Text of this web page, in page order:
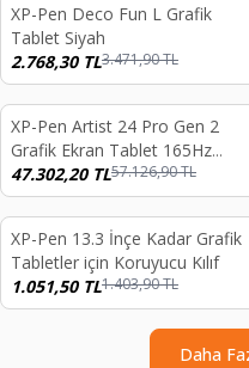
%20
XP-Pen Deco Fun L Grafik
Tablet Siyah
2.768,30TL3.471,90TL
%17
XP-Pen Artist 24 Pro Gen 2
Grafik Ekran Tablet 165Hz
Lamine Ekran 16k Basınç Dual
X3 Styli
47.302,20TL57.126,90TL
%25
XP-Pen 13.3 İnçe Kadar Grafik
Tabletler için Koruyucu Kılıf
1.051,50TL1.403,90TL
Daha